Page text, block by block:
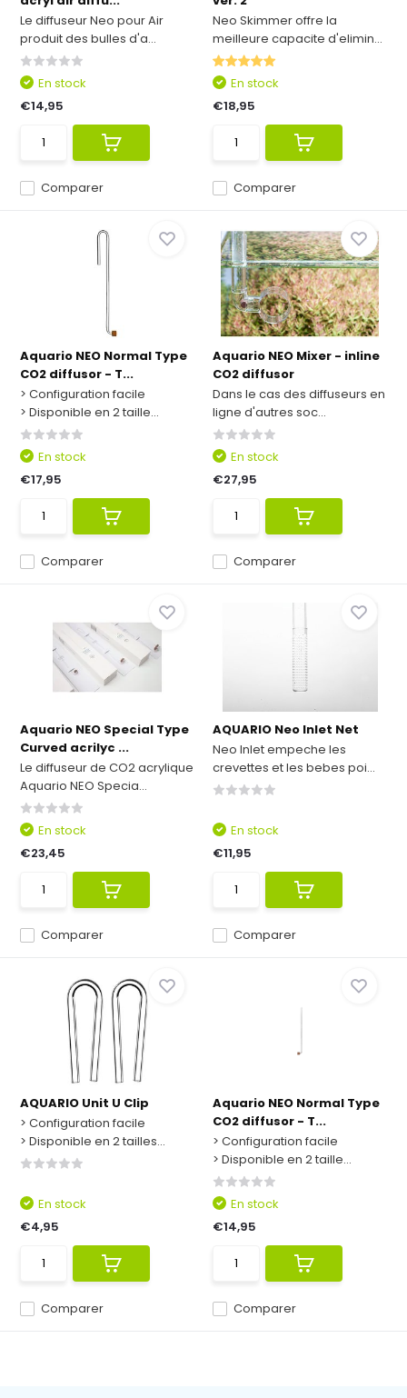
Le diffuseur Neo pour Air
produit des bulles d'a...
Comparer
En stock
€14,95
Neo Skimmer offre la
meilleure capacite d'elimin...
Comparer
En stock
€18,95
Aquario NEO Normal Type
CO2 diffusor - T...
> Configuration facile
> Disponible en 2 taille...
Comparer
En stock
€17,95
Aquario NEO Mixer - inline
CO2 diffusor
Dans le cas des diffuseurs en
ligne d'autres soc...
Comparer
En stock
€27,95
Aquario NEO Special Type
Curved acrilyc ...
Le diffuseur de CO2 acrylique
Aquario NEO Specia...
Comparer
En stock
€23,45
AQUARIO Neo Inlet Net
Neo Inlet empeche les
crevettes et les bebes poi...
Comparer
En stock
€11,95
AQUARIO Unit U Clip
> Configuration facile
> Disponible en 2 tailles...
Comparer
En stock
€4,95
Aquario NEO Normal Type
CO2 diffusor - T...
> Configuration facile
> Disponible en 2 taille...
Comparer
En stock
€14,95